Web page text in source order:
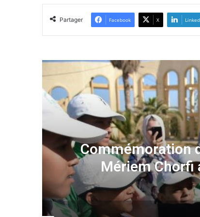
Partager Facebook X
Commémoration
Mériem Chorfi